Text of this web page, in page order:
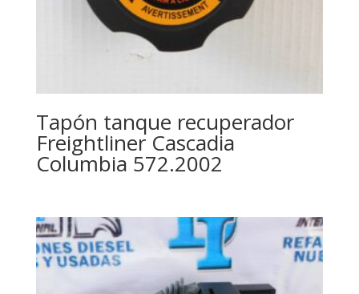
Tapón tanque recuperador
Freightliner Cascadia
Columbia 572.2002